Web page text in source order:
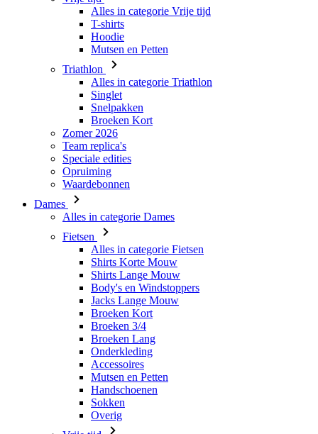
Alles in categorie Vrije tijd
T-shirts
Hoodie
Mutsen en Petten
Triathlon
Alles in categorie Triathlon
Singlet
Snelpakken
Broeken Kort
Zomer 2026
Team replica's
Speciale edities
Opruiming
Waardebonnen
Dames
Alles in categorie Dames
Fietsen
Alles in categorie Fietsen
Shirts Korte Mouw
Shirts Lange Mouw
Body's en Windstoppers
Jacks Lange Mouw
Broeken Kort
Broeken 3/4
Broeken Lang
Onderkleding
Accessoires
Mutsen en Petten
Handschoenen
Sokken
Overig